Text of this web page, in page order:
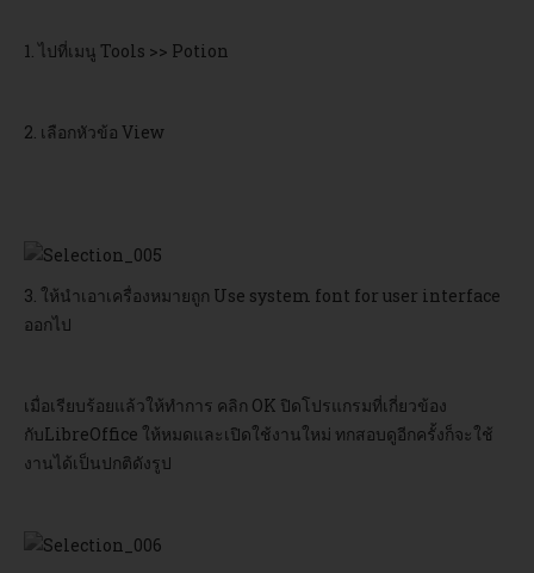
1. ไปที่เมนู Tools >> Potion
2. เลือกหัวข้อ View
3. ให้นำเอาเครื่องหมายถูก Use system font for user interface
ออกไป
เมื่อเรียบร้อยแล้วให้ทำการ คลิก OK ปิดโปรแกรมที่เกี่ยวข้อง
กับLibreOffice ให้หมดและเปิดใช้งานใหม่ ทกสอบดูอีกครั้งก็จะใช้
งานได้เป็นปกติดังรูป